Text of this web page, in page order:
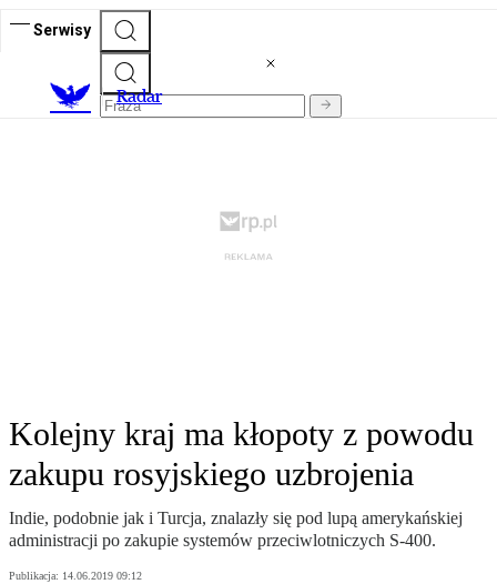
Serwisy
Radar
Kolejny kraj ma kłopoty z powodu
zakupu rosyjskiego uzbrojenia
Indie, podobnie jak i Turcja, znalazły się pod lupą amerykańskiej
administracji po zakupie systemów przeciwlotniczych S-400.
Publikacja: 14.06.2019 09:12